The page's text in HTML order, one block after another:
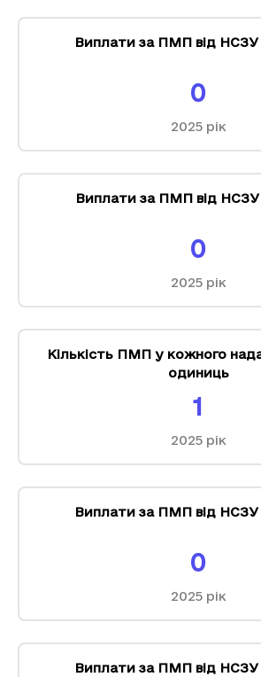
Виплати за ПМП від
0
2025рік
Виплати за ПМП від
0
2025рік
Кількість ПМП у кожного
одиниць
1
2025рік
Виплати за ПМП від
0
2025рік
Виплати за ПМП від